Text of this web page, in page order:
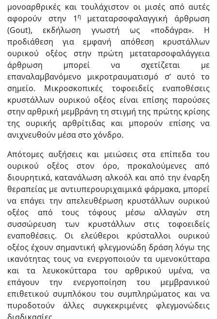
μονοαρθρικές και τουλάχιστον οι μισές από αυτές
αφορούν στην 1 ημεταταρσοφαλαγγική άρθρωση
(Gout), εκδήλωση γνωστή ως «ποδάγρα». Η
προδιάθεση για εμφανή απόθεση κρυστάλλων
ουρικού οξέος στην πρώτη μεταταρσοφαλάγγεια
άρθρωση μπορεί να σχετίζεται με
επαναλαμβανόμενο μικροτραυματισμό σ’ αυτό το
σημείο. Μικροσκοπικές τοφοειδείς εναποθέσεις
κρυστάλλων ουρικού οξέος είναι επίσης παρούσες
στην αρθρική μεμβράνη τη στιγμή της πρώτης κρίσης
της ουρικής αρθρίτιδας και μπορούν επίσης να
ανιχνευθούν μέσα στο χόνδρο.
Απότομες αυξήσεις και μειώσεις στα επίπεδα του
ουρικού οξέος στον όρο, προκαλούμενες από
διουρητικά, κατανάλωση αλκοόλ και από την έναρξη
θεραπείας με αντιυπερουριχαιμικά φάρμακα, μπορεί
να επάγει την απελευθέρωση κρυστάλλων ουρικού
οξέος από τους τόφους μέσω αλλαγών στη
συσσώρευση των κρυστάλλων στις τοφοειδείς
εναποθέσεις. Οι ελεύθεροι κρύσταλλοι ουρικού
οξέος έχουν σημαντική φλεγμονώδη δράση λόγω της
ικανότητας τους να ενεργοποιούν τα υμενοκύτταρα
και τα λευκοκύτταρα του αρθρικού υμένα, να
επάγουν την ενεργοποίηση του μεμβρανικού
επιθετικού συμπλόκου του συμπληρώματος και να
πυροδοτούν άλλες συγκεκριμένες φλεγμονώδεις